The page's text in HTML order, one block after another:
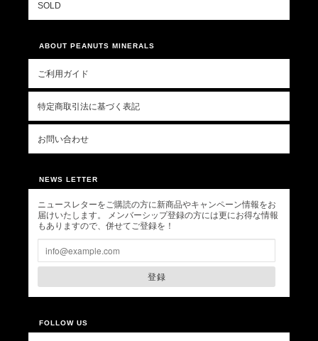
SOLD
ABOUT PEANUTS MINERALS
ご利用ガイド
特定商取引法に基づく表記
お問い合わせ
NEWS LETTER
ニュースレターをご購読の方に新商品やキャンペーン情報をお
届けいたします。 メンバーシップ登録の方には更にお得な情報
もありますので、併せてご登録を！
登録
FOLLOW US